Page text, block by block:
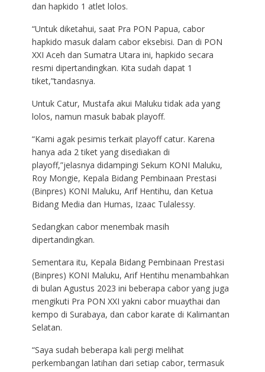
dan hapkido 1 atlet lolos.
“Untuk diketahui, saat Pra PON Papua, cabor
hapkido masuk dalam cabor eksebisi. Dan di PON
XXI Aceh dan Sumatra Utara ini, hapkido secara
resmi dipertandingkan. Kita sudah dapat 1
tiket,”tandasnya.
Untuk Catur, Mustafa akui Maluku tidak ada yang
lolos, namun masuk babak playoff.
“Kami agak pesimis terkait playoff catur. Karena
hanya ada 2 tiket yang disediakan di
playoff,”jelasnya didampingi Sekum KONI Maluku,
Roy Mongie, Kepala Bidang Pembinaan Prestasi
(Binpres) KONI Maluku, Arif Hentihu, dan Ketua
Bidang Media dan Humas, Izaac Tulalessy.
Sedangkan cabor menembak masih
dipertandingkan.
Sementara itu, Kepala Bidang Pembinaan Prestasi
(Binpres) KONI Maluku, Arif Hentihu menambahkan
di bulan Agustus 2023 ini beberapa cabor yang juga
mengikuti Pra PON XXI yakni cabor muaythai dan
kempo di Surabaya, dan cabor karate di Kalimantan
Selatan.
“Saya sudah beberapa kali pergi melihat
perkembangan latihan dari setiap cabor, termasuk